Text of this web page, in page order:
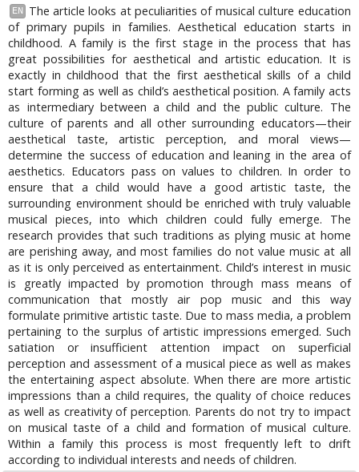
EN
The article looks at peculiarities of musical culture education
of primary pupils in families. Aesthetical education starts in
childhood. A family is the first stage in the process that has
great possibilities for aesthetical and artistic education. It is
exactly in childhood that the first aesthetical skills of a child
start forming as well as child’s aesthetical position. A family acts
as intermediary between a child and the public culture. The
culture of parents and all other surrounding educators—their
aesthetical taste, artistic perception, and moral views—
determine the success of education and leaning in the area of
aesthetics. Educators pass on values to children. In order to
ensure that a child would have a good artistic taste, the
surrounding environment should be enriched with truly valuable
musical pieces, into which children could fully emerge. The
research provides that such traditions as plying music at home
are perishing away, and most families do not value music at all
as it is only perceived as entertainment. Child’s interest in music
is greatly impacted by promotion through mass means of
communication that mostly air pop music and this way
formulate primitive artistic taste. Due to mass media, a problem
pertaining to the surplus of artistic impressions emerged. Such
satiation or insufficient attention impact on superficial
perception and assessment of a musical piece as well as makes
the entertaining aspect absolute. When there are more artistic
impressions than a child requires, the quality of choice reduces
as well as creativity of perception. Parents do not try to impact
on musical taste of a child and formation of musical culture.
Within a family this process is most frequently left to drift
according to individual interests and needs of children.